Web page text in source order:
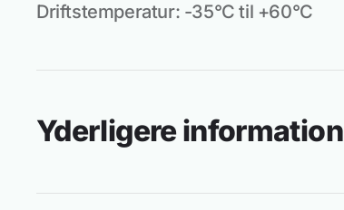
Driftstemperatur: -35°C til +60°C
Yderligere information